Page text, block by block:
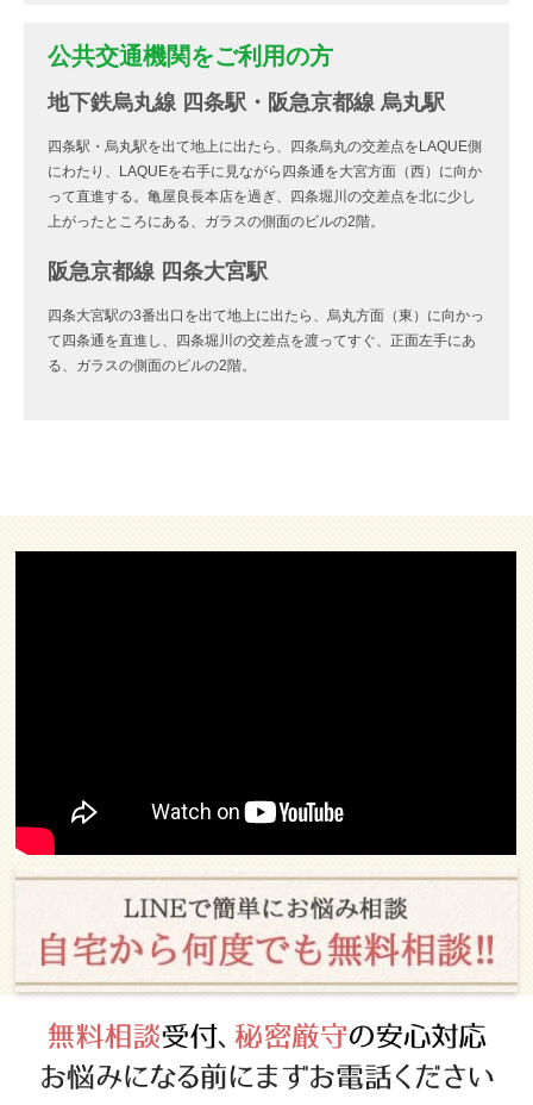
公共交通機関をご利用の方
地下鉄烏丸線 四条駅・阪急京都線 烏丸駅
四条駅・烏丸駅を出て地上に出たら、四条烏丸の交差点をLAQUE側
にわたり、LAQUEを右手に見ながら四条通を大宮方面（西）に向か
って直進する。亀屋良長本店を過ぎ、四条堀川の交差点を北に少し
上がったところにある、ガラスの側面のビルの2階。
阪急京都線 四条大宮駅
四条大宮駅の3番出口を出て地上に出たら、烏丸方面（東）に向かっ
て四条通を直進し、四条堀川の交差点を渡ってすぐ、正面左手にあ
る、ガラスの側面のビルの2階。